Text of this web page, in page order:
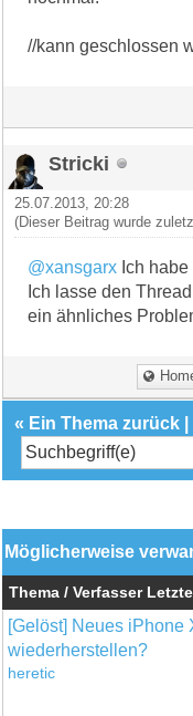
//kann geschlossen
Stricki
25.07.2013, 20:28
(Dieser Beitrag wurde
@xansgarx Ich
Ich lasse den
ein ähnliches
« Ein Thema zurück
Möglicherweise
Thema / Verfasser
[Gelöst] Neues iPhone
wiederherstellen?
heretic